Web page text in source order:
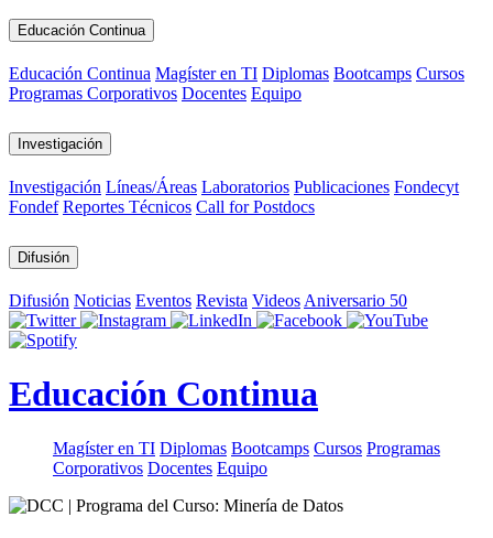
Educación Continua
Educación Continua Magíster en TI Diplomas Bootcamps Cursos
Programas Corporativos Docentes Equipo
Investigación
Investigación Líneas/Áreas Laboratorios Publicaciones Fondecyt
Fondef Reportes Técnicos Call for Postdocs
Difusión
Difusión Noticias Eventos Revista Videos Aniversario 50
Educación Continua
Magíster en TI Diplomas Bootcamps Cursos Programas
Corporativos Docentes Equipo